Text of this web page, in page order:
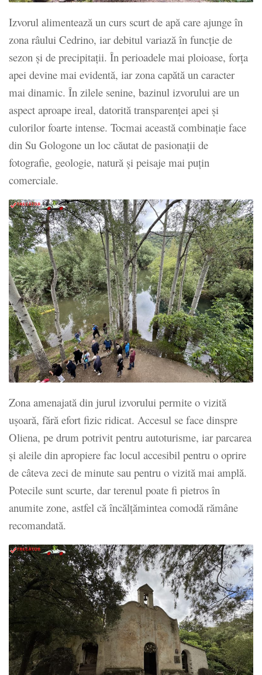
Izvorul alimentează un curs scurt de apă care ajunge în
zona râului Cedrino, iar debitul variază în funcție de
sezon și de precipitații. În perioadele mai ploioase, forța
apei devine mai evidentă, iar zona capătă un caracter
mai dinamic. În zilele senine, bazinul izvorului are un
aspect aproape ireal, datorită transparenței apei și
culorilor foarte intense. Tocmai această combinație face
din Su Gologone un loc căutat de pasionații de
fotografie, geologie, natură și peisaje mai puțin
comerciale.
Zona amenajată din jurul izvorului permite o vizită
ușoară, fără efort fizic ridicat. Accesul se face dinspre
Oliena, pe drum potrivit pentru autoturisme, iar parcarea
și aleile din apropiere fac locul accesibil pentru o oprire
de câteva zeci de minute sau pentru o vizită mai amplă.
Potecile sunt scurte, dar terenul poate fi pietros în
anumite zone, astfel că încălțămintea comodă rămâne
recomandată.